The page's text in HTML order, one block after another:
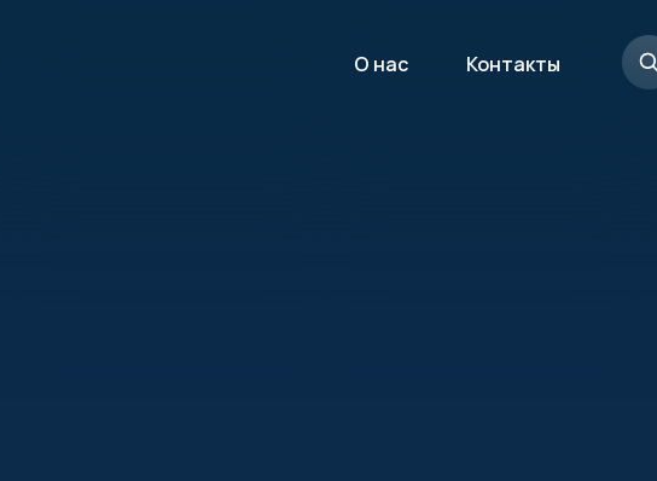
Контакты
О нас